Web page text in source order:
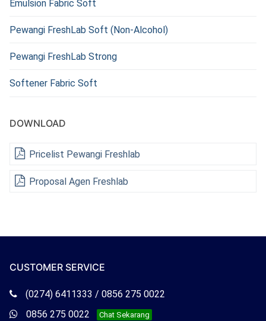
Emulsion Fabric Soft
Pewangi FreshLab Soft (Non-Alcohol)
Pewangi FreshLab Strong
Softener Fabric Soft
DOWNLOAD
Pricelist Pewangi Freshlab
Proposal Agen Freshlab
CUSTOMER SERVICE
Telepon
Freshlab
(0274) 6411333 / 0856 275 0022
Whatsapp
0856 275 0022 Chat Sekarang